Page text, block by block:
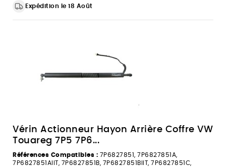
Expédition le 18 Août
Vérin Actionneur Hayon Arrière Coffre VW
Touareg 7P5 7P6...
Références Compatibles : 7P6827851, 7P6827851A,
7P6827851AIIT, 7P6827851B, 7P6827851BIIT, 7P6827851C,